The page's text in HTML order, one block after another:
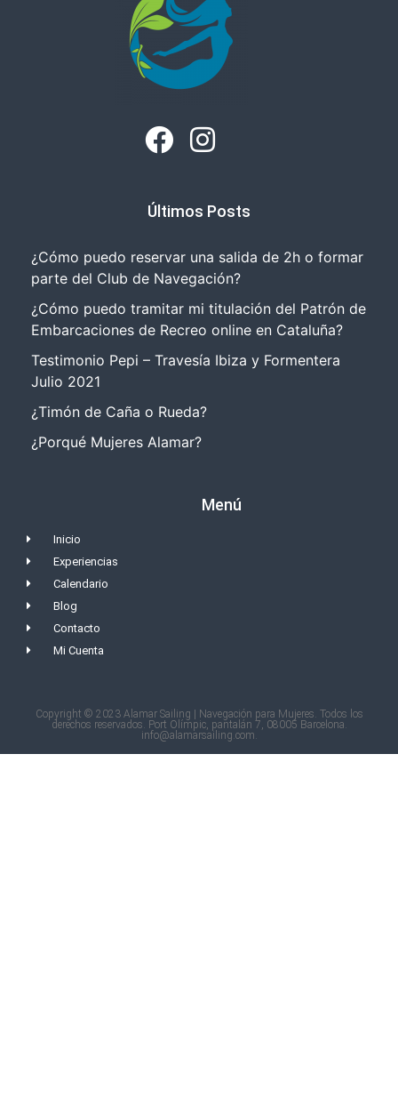
Últimos Posts
¿Cómo puedo reservar una salida de 2h o formar
parte del Club de Navegación?
¿Cómo puedo tramitar mi titulación del Patrón de
Embarcaciones de Recreo online en Cataluña?
Testimonio Pepi – Travesía Ibiza y Formentera
Julio 2021
¿Timón de Caña o Rueda?
¿Porqué Mujeres Alamar?
Menú
Inicio
Experiencias
Calendario
Blog
Contacto
Mi Cuenta
Copyright © 2023 Alamar Sailing | Navegación para Mujeres. Todos los
derechos reservados. Port Olímpic, pantalán 7, 08005 Barcelona.
info@alamarsailing.com.